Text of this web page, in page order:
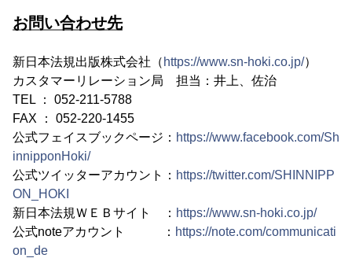
お問い合わせ先
新日本法規出版株式会社（ https://www.sn-hoki.co.jp/）
カスタマーリレーション局 担当：井上、佐治
TEL ： 052-211-5788
FAX ： 052-220-1455
公式フェイスブックページ： https://www.facebook.com/Sh
innipponHoki/
公式ツイッターアカウント： https://twitter.com/SHINNIPP
ON_HOKI
新日本法規ＷＥＢサイト ： https://www.sn-hoki.co.jp/
公式noteアカウント ： https://note.com/communicati
on_de